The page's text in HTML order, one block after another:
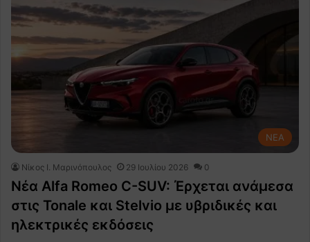
NEA
Nίκος Ι. Mαρινόπουλος 29 Ιουλίου 2026 0
Νέα Alfa Romeo C-SUV: Έρχεται ανάμεσα
στις Tonale και Stelvio με υβριδικές και
ηλεκτρικές εκδόσεις